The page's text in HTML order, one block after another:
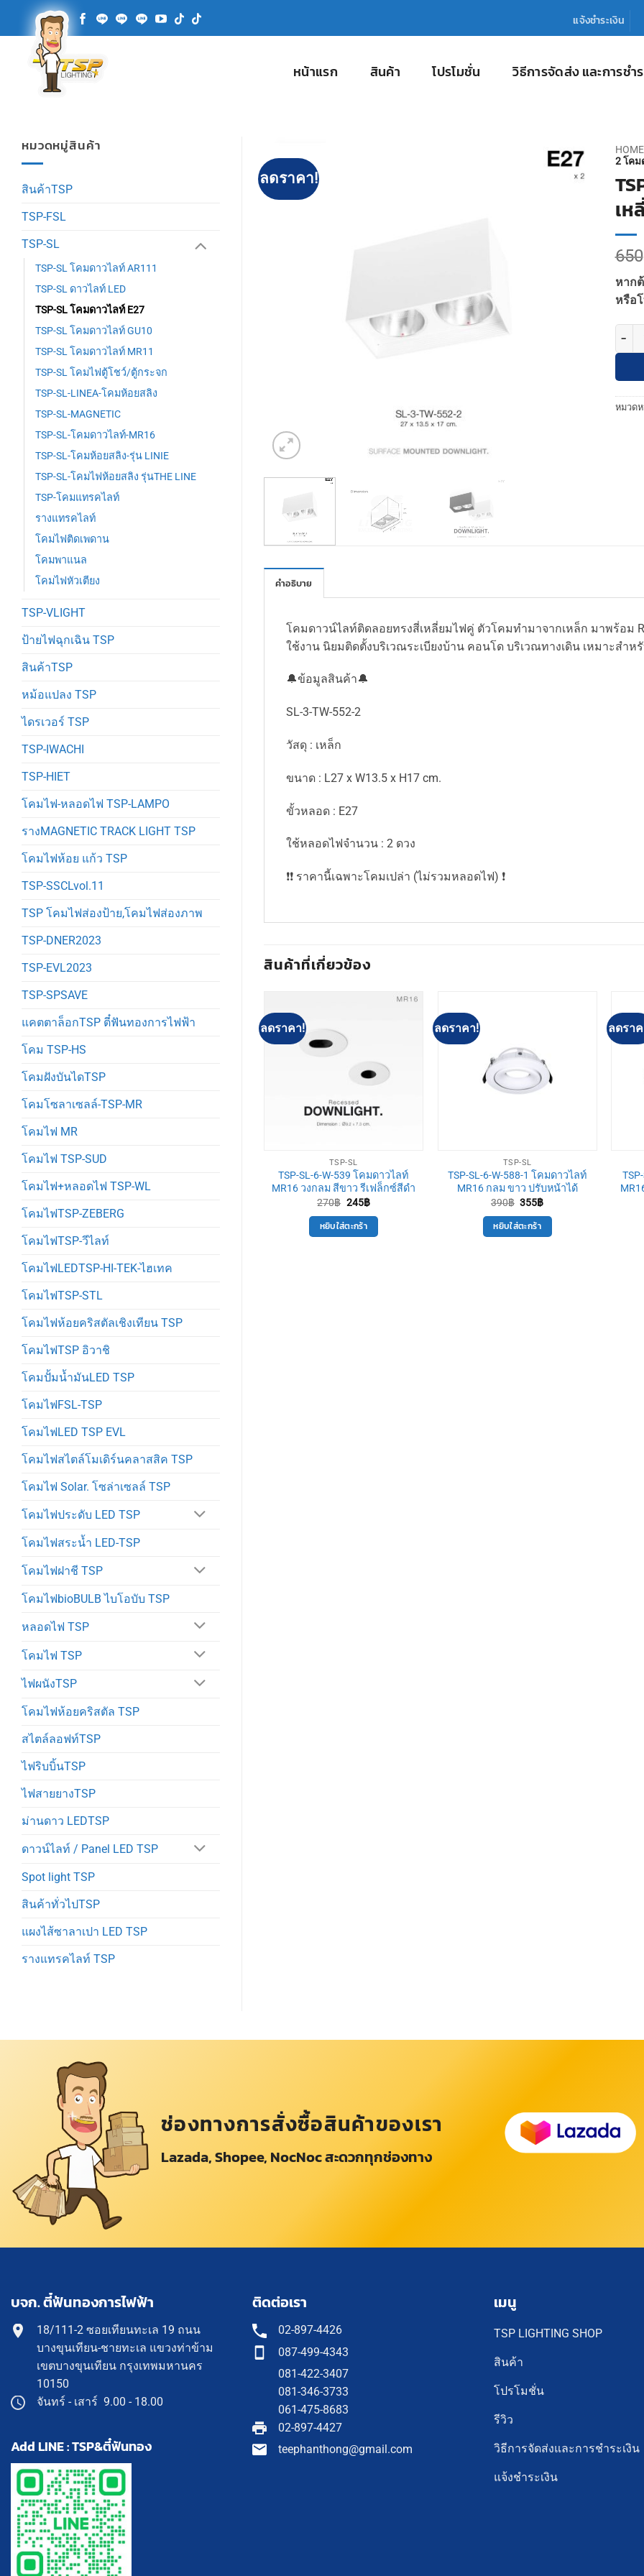
แจ้งชำระเงิน
หน้าแรก สินค้า โปรโมชั่น วิธีการจัดส่ง และการชำร
หมวดหมู่สินค้า
สินค้าTSP
TSP-FSL
TSP-SL
TSP-SL โคมดาวไลท์ AR111
TSP-SL ดาวไลท์ LED
TSP-SL โคมดาวไลท์ E27
TSP-SL โคมดาวไลท์ GU10
TSP-SL โคมดาวไลท์ MR11
TSP-SL โคมไฟตู้โชว์/ตู้กระจก
TSP-SL-LINEA-โคมห้อยสลิง
TSP-SL-MAGNETIC
TSP-SL-โคมดาวไลท์-MR16
TSP-SL-โคมห้อยสลิง-รุ่น LINIE
TSP-SL-โคมไฟห้อยสลิง รุ่นTHE LINE
TSP-โคมแทรคไลท์
รางแทรคไลท์
โคมไฟติดเพดาน
โคมพาแนล
โคมไฟหัวเตียง
TSP-VLIGHT
ป้ายไฟฉุกเฉิน TSP
สินค้าTSP
หม้อแปลง TSP
ไดรเวอร์ TSP
TSP-IWACHI
TSP-HIET
โคมไฟ-หลอดไฟ TSP-LAMPO
รางMAGNETIC TRACK LIGHT TSP
โคมไฟห้อย แก้ว TSP
TSP-SSCLvol.11
TSP โคมไฟส่องป้าย,โคมไฟส่องภาพ
TSP-DNER2023
TSP-EVL2023
TSP-SPSAVE
แคตตาล็อกTSP ตี๋ฟันทองการไฟฟ้า
โคม TSP-HS
โคมฝังบันไดTSP
โคมโซลาเซลล์-TSP-MR
โคมไฟ MR
โคมไฟ TSP-SUD
โคมไฟ+หลอดไฟ TSP-WL
โคมไฟTSP-ZEBERG
โคมไฟTSP-วีไลท์
โคมไฟLEDTSP-HI-TEK-ไฮเทค
โคมไฟTSP-STL
โคมไฟห้อยคริสตัลเชิงเทียน TSP
โคมไฟTSP อิวาชิ
โคมปั้มน้ำมันLED TSP
โคมไฟFSL-TSP
โคมไฟLED TSP EVL
โคมไฟสไตล์โมเดิร์นคลาสสิค TSP
โคมไฟ Solar. โซล่าเซลล์ TSP
โคมไฟประดับ LED TSP
โคมไฟสระน้ำ LED-TSP
โคมไฟฝาชี TSP
โคมไฟbioBULB ไบโอบับ TSP
หลอดไฟ TSP
โคมไฟ TSP
ไฟผนังTSP
โคมไฟห้อยคริสตัล TSP
สไตล์ลอฟท์TSP
ไฟริบบิ้นTSP
ไฟสายยางTSP
ม่านดาว LEDTSP
ดาวน์ไลท์ / Panel LED TSP
Spot light TSP
สินค้าทั่วไปTSP
แผงไส้ซาลาเปา LED TSP
รางแทรคไลท์ TSP
ลดราคา!
HOME
2 โคม
เห
650
หาก
หรือ
จำน
หมวด
คำอธิบาย
โคมดาวน์ไลท์ติดลอยทรงสี่เหลี่ยมไฟคู่ ตัวโคมทำมาจากเหล็ก มาพร้อม
ใช้งาน นิยมติดตั้งบริเวณระเบียงบ้าน คอนโด บริเวณทางเดิน เหมาะสำห
🔔ข้อมูลสินค้า🔔
SL-3-TW-552-2
วัสดุ : เหล็ก
ขนาด : L27 x W13.5 x H17 cm.
ขั้วหลอด : E27
ใช้หลอดไฟจำนวน : 2 ดวง
❗️❗️ ราคานี้เฉพาะโคมเปล่า (ไม่รวมหลอดไฟ) ❗️
สินค้าที่เกี่ยวข้อง
ลดราคา!
TSP-SL
TSP-SL-6-W-539 โคมดาวไลท์
MR16 วงกลม สีขาว รีเฟล็กซ์สีดำ
270฿ Original
was:
270฿.
245฿Current
is:
245฿.
หยิบใส่ตะกร้า
ลดราคา!
TSP-SL
TSP-SL-6-W-588-1 โคมดาวไลท์
MR16 กลม ขาว ปรับหน้าได้
390฿ Original
was:
390฿.
355฿Current
is:
355฿.
หยิบใส่ตะกร้า
ลดรา
ปรับหน้าได้
฿.
price
355฿.
ลดราคา!
MR16 3ช่อง เหลี่ยม ฝังฝ้า ขาว
ช่องทางการสั่งซื้อสินค้าของเรา
Lazada, Shopee, NocNoc สะดวกทุกช่องทาง
บจก. ตี๋ฟันทองการไฟฟ้า
18/111-2 ซอยเทียนทะเล 19 ถนน
บางขุนเทียน-ชายทะเล แขวงท่าข้าม
เขตบางขุนเทียน กรุงเทพมหานคร
10150
จันทร์ - เสาร์ 9.00 - 18.00
Add LINE : TSP&ตี๋ฟันทอง
ติดต่อเรา
02-897-4426
087-499-4343
081-422-3407
081-346-3733
061-475-8683
02-897-4427
teephanthong@gmail.com
เมนู
TSP LIGHTING SHOP
สินค้า
โปรโมชั่น
รีวิว
วิธีการจัดส่งและการชำระเงิน
แจ้งชำระเงิน